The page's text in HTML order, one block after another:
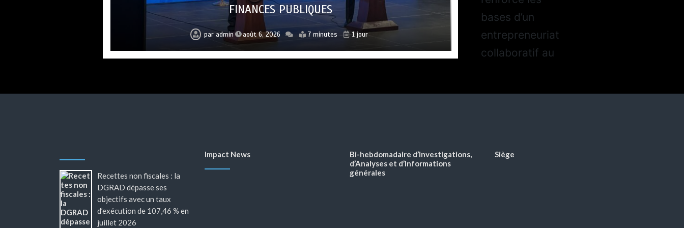
taux d’exécution de 107,46 % en juillet 2026
paradmin août 7, 2026 3 minutes 6 heures
FINANCES PUBLIQUES
par admin août 6, 2026 7 minutes 1 jour
entrepreneuriales des sœurs religieuses de Nto Luzingu
paradmin août 5, 2026 2 minutes 2 jours
Recettes non fiscales : la
DGRAD dépasse ses
objectifs avec un taux
d’exécution de 107,46 % en
juillet 2026
Impact News
Bi-hebdomadaire d’Investigations,
d’Analyses et d’Informations
générales
Siège